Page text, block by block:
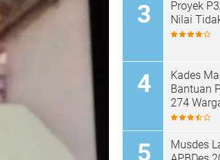
Proyek
Nilai
Kades
Bantuan
274
Musdes